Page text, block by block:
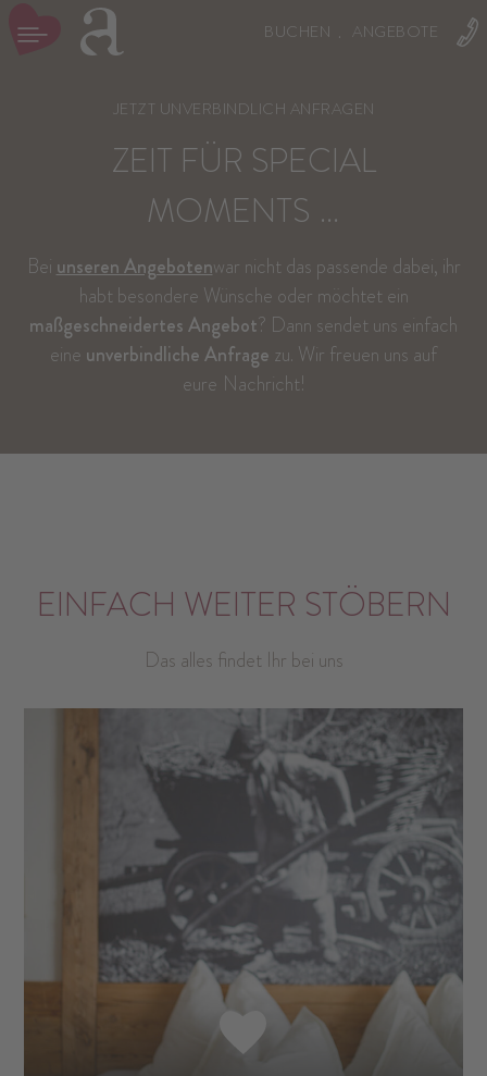
BUCHEN ANGEBOTE
JETZT UNVERBINDLICH ANFRAGEN
ZEIT FÜR SPECIAL
MOMENTS …
Bei unseren Angebotenwar nicht das passende dabei, ihr
habt besondere Wünsche oder möchtet ein
maßgeschneidertes Angebot? Dann sendet uns einfach
eine unverbindliche Anfrage zu. Wir freuen uns auf
eure Nachricht!
EINFACH WEITER STÖBERN
Das alles findet Ihr bei uns